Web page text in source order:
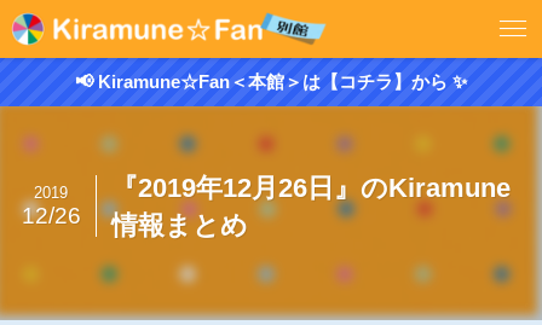
📢 Kiramune☆Fan＜本館＞は【コチラ】から ✨
『2019年12月26日』のKiramune
情報まとめ
2019
12/26